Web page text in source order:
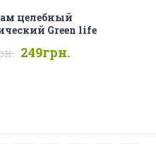
целебный
Green life
249грн.